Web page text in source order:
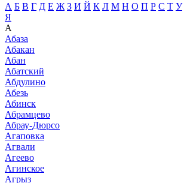
А Б В Г Д Е Ж З И Й К Л М Н О П Р С Т У
Я
А
Абаза
Абакан
Абан
Абатский
Абдулино
Абезь
Абинск
Абрамцево
Абрау-Дюрсо
Агаповка
Агвали
Агеево
Агинское
Агрыз